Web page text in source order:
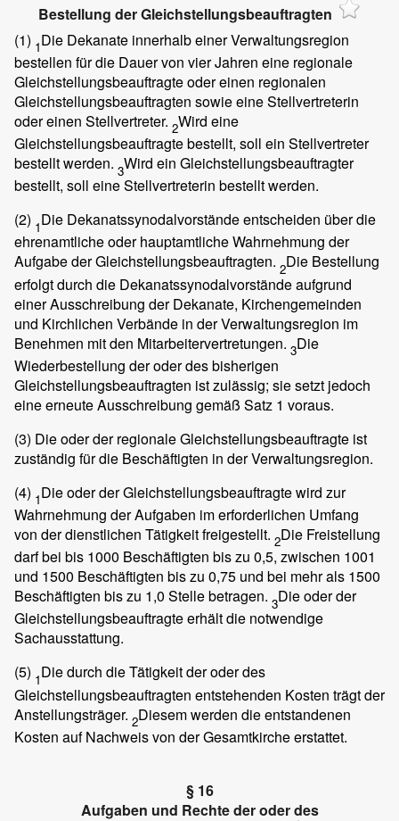
Bestellung der Gleichstellungsbeauftragten
(1) 1Die Dekanate innerhalb einer Verwaltungsregion
bestellen für die Dauer von vier Jahren eine regionale
Gleichstellungsbeauftragte oder einen regionalen
Gleichstellungsbeauftragten sowie eine Stellvertreterin
oder einen Stellvertreter. 2Wird eine
Gleichstellungsbeauftragte bestellt, soll ein Stellvertreter
bestellt werden. 3Wird ein Gleichstellungsbeauftragter
bestellt, soll eine Stellvertreterin bestellt werden.
(2) 1Die Dekanatssynodalvorstände entscheiden über die
ehrenamtliche oder hauptamtliche Wahrnehmung der
Aufgabe der Gleichstellungsbeauftragten. 2Die Bestellung
erfolgt durch die Dekanatssynodalvorstände aufgrund
einer Ausschreibung der Dekanate, Kirchengemeinden
und Kirchlichen Verbände in der Verwaltungsregion im
Benehmen mit den Mitarbeitervertretungen. 3Die
Wiederbestellung der oder des bisherigen
Gleichstellungsbeauftragten ist zulässig; sie setzt jedoch
eine erneute Ausschreibung gemäß Satz 1 voraus.
(3) Die oder der regionale Gleichstellungsbeauftragte ist
zuständig für die Beschäftigten in der Verwaltungsregion.
(4) 1Die oder der Gleichstellungsbeauftragte wird zur
Wahrnehmung der Aufgaben im erforderlichen Umfang
von der dienstlichen Tätigkeit freigestellt. 2Die Freistellung
darf bei bis 1000 Beschäftigten bis zu 0,5, zwischen 1001
und 1500 Beschäftigten bis zu 0,75 und bei mehr als 1500
Beschäftigten bis zu 1,0 Stelle betragen. 3Die oder der
Gleichstellungsbeauftragte erhält die notwendige
Sachausstattung.
(5) 1Die durch die Tätigkeit der oder des
Gleichstellungsbeauftragten entstehenden Kosten trägt der
Anstellungsträger. 2Diesem werden die entstandenen
Kosten auf Nachweis von der Gesamtkirche erstattet.
§ 16
Aufgaben und Rechte der oder des